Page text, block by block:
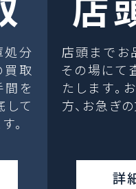
処分
取
間を
して
。
店頭までお
その場にて
たします。
方、お急ぎ
詳